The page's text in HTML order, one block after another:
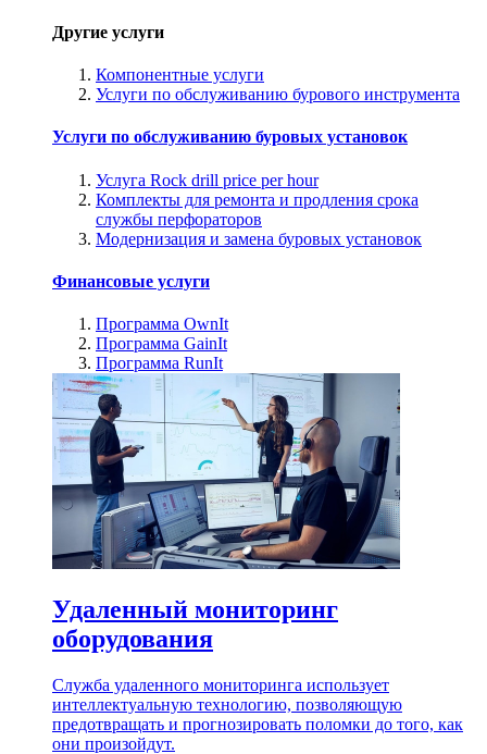
Другие услуги
Компонентные услуги
Услуги по обслуживанию бурового инструмента
Услуги по обслуживанию буровых установок
Услуга Rock drill price per hour
Комплекты для ремонта и продления срока
службы перфораторов
Модернизация и замена буровых установок
Финансовые услуги
Программа OwnIt
Программа GainIt
Программа RunIt
Удаленный мониторинг
оборудования
Служба удаленного мониторинга использует
интеллектуальную технологию, позволяющую
предотвращать и прогнозировать поломки до того, как
они произойдут.